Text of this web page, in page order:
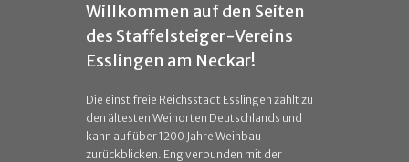
Willkommen auf den Seiten
des Staffelsteiger-Vereins
Esslingen am Neckar!
Die einst freie Reichsstadt Esslingen zählt zu
den ältesten Weinorten Deutschlands und
kann auf über 1200 Jahre Weinbau
zurückblicken. Eng verbunden mit der